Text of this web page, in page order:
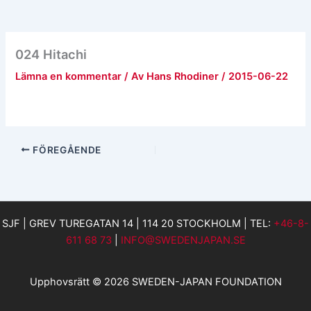
024 Hitachi
Lämna en kommentar / Av Hans Rhodiner/ 2015-06-22
FÖREGÅENDE
SJF | GREV TUREGATAN 14 | 114 20 STOCKHOLM | TEL: +46-8-
611 68 73| INFO@SWEDENJAPAN.SE
Upphovsrätt © 2026 SWEDEN-JAPAN FOUNDATION